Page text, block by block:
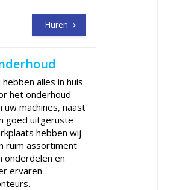
Huren
hebben alles in huis
het onderhoud
uw machines, naast
goed uitgeruste
hebben wij
ruim assortiment
onderdelen en
ervaren